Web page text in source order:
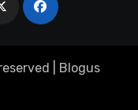
Blogus